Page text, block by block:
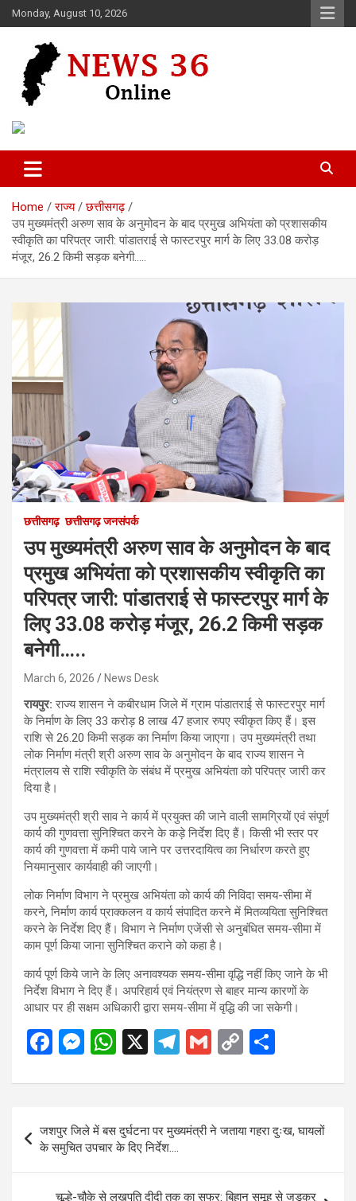
Skip
to
Monday, August 10, 2026
News 36
Home राज्य
छत्तीसगढ़
उप मुख्यमंत्री अरुण साव के अनुमोदन के बाद प्रमुख अभियंता को प्रशासकीय
स्वीकृति का परिपत्र जारी: पांडातराई से फास्टरपुर मार्ग के लिए 33.08 करोड़
मंजूर, 26.2 किमी सड़क बनेगी…..
छत्तीसगढ़ छत्तीसगढ़ जनसंपर्क
उप मुख्यमंत्री अरुण साव के अनुमोदन के बाद
प्रमुख अभियंता को प्रशासकीय स्वीकृति का
परिपत्र जारी: पांडातराई से फास्टरपुर मार्ग के
लिए 33.08 करोड़ मंजूर, 26.2 किमी सड़क
बनेगी…..
March 6, 2026 News Desk
रायपुर:राज्य शासन ने कबीरधाम जिले में ग्राम पांडातराई से फास्टरपुर मार्ग
के निर्माण के लिए 33 करोड़ 8 लाख 47 हजार रुपए स्वीकृत किए हैं। इस
राशि से 26.20 किमी सड़क का निर्माण किया जाएगा। उप मुख्यमंत्री तथा
लोक निर्माण मंत्री श्री अरुण साव के अनुमोदन के बाद राज्य शासन ने
मंत्रालय से राशि स्वीकृति के संबंध में प्रमुख अभियंता को परिपत्र जारी कर
दिया है।
उप मुख्यमंत्री श्री साव ने कार्य में प्रयुक्त की जाने वाली सामग्रियों एवं संपूर्ण
कार्य की गुणवत्ता सुनिश्चित करने के कड़े निर्देश दिए हैं। किसी भी स्तर पर
कार्य की गुणवत्ता में कमी पाये जाने पर उत्तरदायित्व का निर्धारण करते हुए
नियमानुसार कार्यवाही की जाएगी।
लोक निर्माण विभाग ने प्रमुख अभियंता को कार्य की निविदा समय-सीमा में
करने, निर्माण कार्य प्राक्कलन व कार्य संपादित करने में मितव्ययिता सुनिश्चित
करने के निर्देश दिए हैं। विभाग ने निर्माण एजेंसी से अनुबंधित समय-सीमा में
काम पूर्ण किया जाना सुनिश्चित कराने को कहा है।
कार्य पूर्ण किये जाने के लिए अनावश्यक समय-सीमा वृद्धि नहीं किए जाने के भी
निर्देश विभाग ने दिए हैं। अपरिहार्य एवं नियंत्रण से बाहर मान्य कारणों के
आधार पर ही सक्षम अधिकारी द्वारा समय-सीमा में वृद्धि की जा सकेगी।
F
ce
o
o
k
M
se
n
g
er
W
at
A
p
p
X
T
e
gr
a
m
G
ail
C
py
n
k
ar
navigation
जशपुर जिले में बस दुर्घटना पर मुख्यमंत्री ने जताया गहरा दुःख, घायलों
के समुचित उपचार के दिए निर्देश….
चूल्हे-चौके से लखपति दीदी तक का सफर: बिहान समूह से जुड़कर